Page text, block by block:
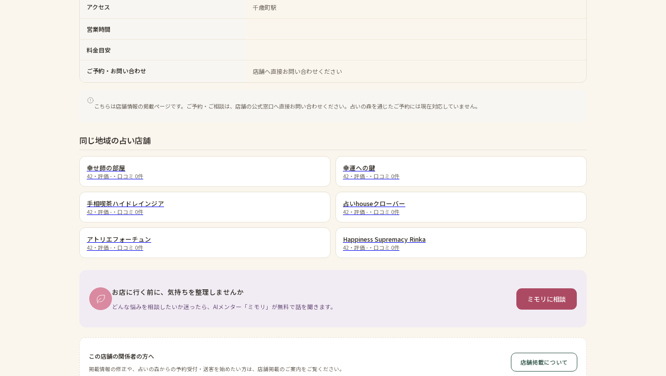
アクセス 千歳町駅
営業時間
料金目安
ご予約・お問い合わせ 店舗へ直接お問い合わせください
こちらは店舗情報の掲載ページです。ご予約・ご相談は、店舗の公式窓口へ直接お問い合わせください。占いの森を通じたご予約には現在対応していません。
同じ地域の占い店舗
幸せ師の部屋
42 ・評価 - ・口コミ 0件
幸運への鍵
42 ・評価 - ・口コミ 0件
手相喫茶ハイドレインジア
42 ・評価 - ・口コミ 0件
占いhouseクローバー
42 ・評価 - ・口コミ 0件
アトリエフォーチュン
42 ・評価 - ・口コミ 0件
Happiness Supremacy Rinka
42 ・評価 - ・口コミ 0件
お店に行く前に、気持ちを整理しませんか
どんな悩みを相談したいか迷ったら、AIメンター「ミモリ」が無料で話を聞きます。
ミモリに相談
この店舗の関係者の方へ
掲載情報の修正や、占いの森からの予約受付・送客を始めたい方は、店舗掲載のご案内をご覧ください。
店舗掲載について